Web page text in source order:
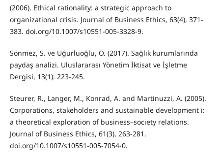
(2006). Ethical rationality: a strategic approach to
organizational crisis. Journal of Business Ethics, 63(4), 371-
383. doi.org/10.1007/s10551-005-3328-9.
Sönmez, S. ve Uğurluoğlu, Ö. (2017). Sağlık kurumlarında
paydaş analizi. Uluslararası Yönetim İktisat ve İşletme
Dergisi, 13(1): 223-245.
Steurer, R., Langer, M., Konrad, A. and Martinuzzi, A. (2005).
Corporations, stakeholders and sustainable development i:
a theoretical exploration of business–society relations.
Journal of Business Ethics, 61(3), 263-281.
doi.org/10.1007/s10551-005-7054-0.